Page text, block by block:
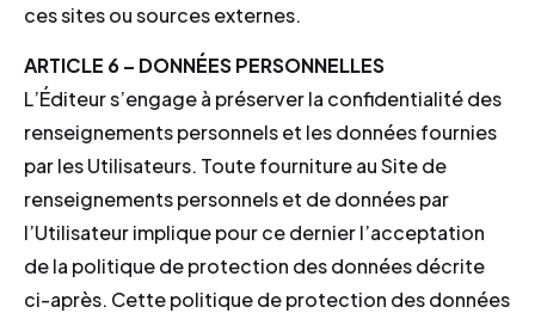
ces sites ou sources externes.
ARTICLE 6 – DONNÉES PERSONNELLES
L’Éditeur s’engage à préserver la confidentialité des
renseignements personnels et les données fournies
par les Utilisateurs. Toute fourniture au Site de
renseignements personnels et de données par
l’Utilisateur implique pour ce dernier l’acceptation
de la politique de protection des données décrite
ci-après. Cette politique de protection des données